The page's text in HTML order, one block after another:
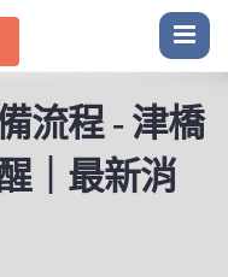
流程 - 津橋
｜最新消